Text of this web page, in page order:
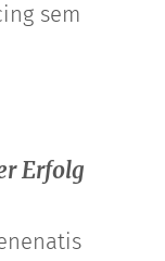
sem
Erfolg